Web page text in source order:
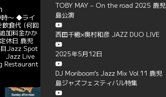
〜 ◆ライ
食代(何回
加料金かか
休日 鹿児
Jazz Spot
Jazz Live
Restaurant
TOBY MAY – On the road 2025 鹿児
島公演
西田千穂×奥村和彦 JAZZ DUO LIVE
2025年5月12日
DJ Moriboom’s Jazz Mix Vol.11 鹿児
島ジャズフェスティバル特集